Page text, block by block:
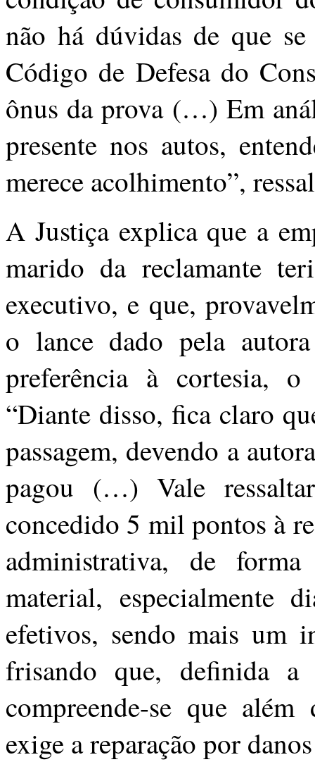
não há dúvidas de que
Código de Defesa do
ônus da prova (…) Em
presente nos autos,
merece acolhimento”,
A Justiça explica que a
marido da reclamante
executivo, e que,
o lance dado pela
preferência à cortesia,
“Diante disso, fica claro
passagem, devendo a
pagou (…) Vale
concedido 5 mil pontos à
administrativa, de
material, especialmente
efetivos, sendo mais um
frisando que, definida a
compreende-se que
exige a reparação por